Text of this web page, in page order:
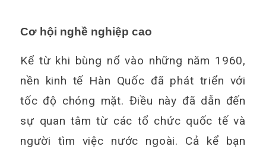
Cơ hội nghề nghiệp cao
Kể từ khi bùng nổ vào những năm 1960,
nền kinh tế Hàn Quốc đã phát triển với
tốc độ chóng mặt. Điều này đã dẫn đến
sự quan tâm từ các tổ chức quốc tế và
người tìm việc nước ngoài. Cả kể bạn